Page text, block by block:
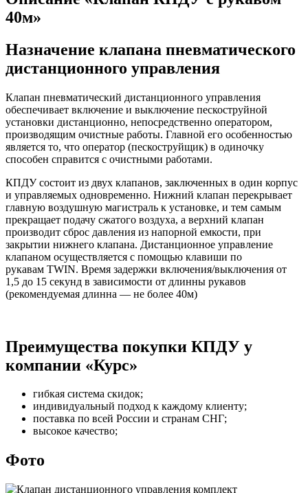
40м»
Назначение клапана пневматического
дистанционного управления
Клапан пневматический дистанционного управления
обеспечивает включение и выключение пескоструйной
установки дистанционно, непосредственно оператором,
производящим очистные работы. Главной его особенностью
является то, что оператор (пескоструйщик) в одиночку
способен справится с очистными работами.
КПДУ состоит из двух клапанов, заключенных в один корпус
и управляемых одновременно. Нижний клапан перекрывает
главную воздушную магистраль к установке, и тем самым
прекращает подачу сжатого воздуха, а верхний клапан
производит сброс давления из напорной емкости, при
закрытии нижнего клапана. Дистанционное управление
клапаном осуществляется с помощью клавиши по
рукавам TWIN. Время задержки включения/выключения от
1,5 до 15 секунд в зависимости от длинны рукавов
(рекомендуемая длинна — не более 40м)
Преимущества покупки КПДУ у
компании «Курс»
гибкая система скидок;
индивидуальный подход к каждому клиенту;
поставка по всей России и странам СНГ;
высокое качество;
Фото